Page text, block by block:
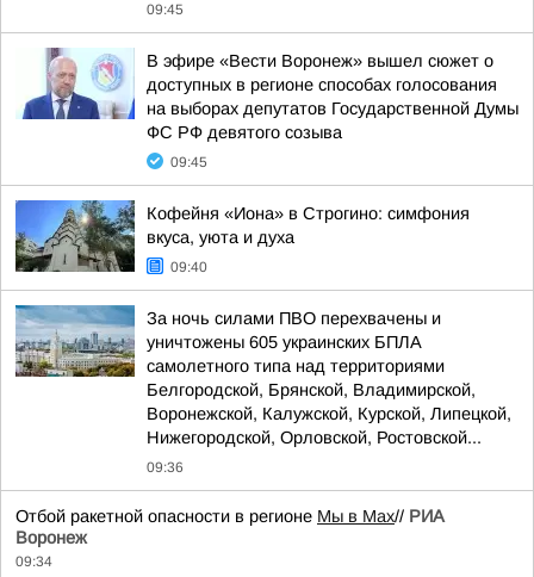
09:45
В эфире «Вести Воронеж» вышел сюжет о
доступных в регионе способах голосования
на выборах депутатов Государственной Думы
ФС РФ девятого созыва
09:45
Кофейня «Иона» в Строгино: симфония
вкуса, уюта и духа
09:40
За ночь силами ПВО перехвачены и
уничтожены 605 украинских БПЛА
самолетного типа над территориями
Белгородской, Брянской, Владимирской,
Воронежской, Калужской, Курской, Липецкой,
Нижегородской, Орловской, Ростовской...
09:36
Отбой ракетной опасности в регионе Мы в Мах// РИА
Воронеж
09:34